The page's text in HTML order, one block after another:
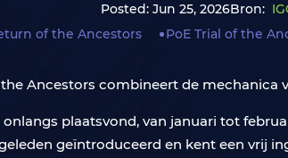
Posted: Jun 25, 2026Bron:
of the Ancestors
PoE Trial of the
Ancestors combineert de mechanica
plaatsvond, van januari tot
geïntroduceerd en kent een vrij